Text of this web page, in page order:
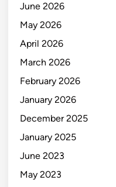
June 2026
May 2026
April 2026
March 2026
February 2026
January 2026
December 2025
January 2025
June 2023
May 2023